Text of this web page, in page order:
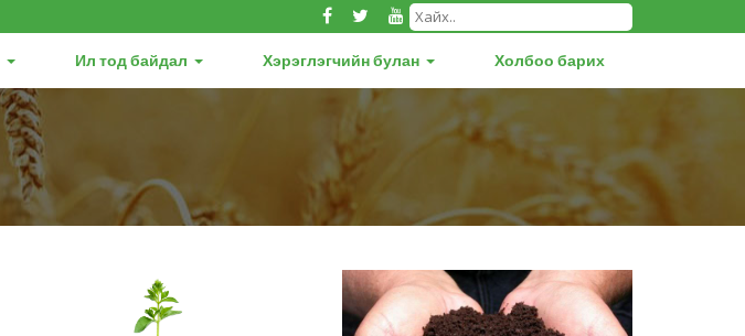
Ил тод байдал Хэрэглэгчийн булан Холбоо барих